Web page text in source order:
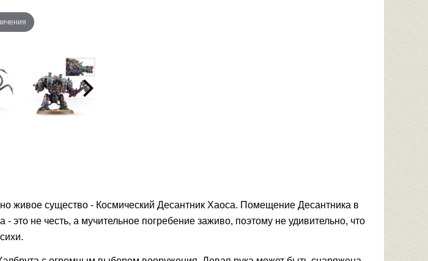
живое существо - Космический Десантник Хаоса. Помещение Десантника в
это не честь, а мучительное погребение заживо, поэтому не удивительно, что